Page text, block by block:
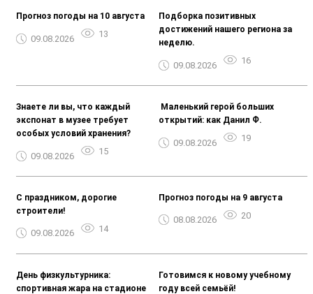
Прогноз погоды на 10 августа
09.08.2026 13
Подборка позитивных
достижений нашего региона за
неделю.
09.08.2026 16
Знаете ли вы, что каждый
экспонат в музее требует
особых условий хранения?
09.08.2026 15
️ Маленький герой больших
открытий: как Данил Ф.
09.08.2026 19
С праздником, дорогие
строители!
09.08.2026 14
Прогноз погоды на 9 августа
08.08.2026 20
День физкультурника:
спортивная жара на стадионе
Готовимся к новому учебному
году всей семьёй!